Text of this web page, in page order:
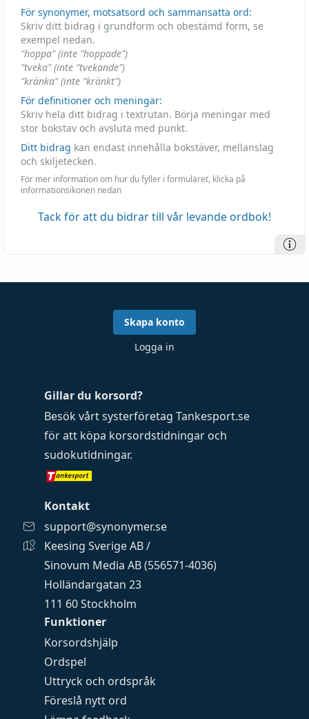
För synonymer, motsatsord och sammansatta ord:
Skriv ditt bidrag i grundform och obestämd form, se
exempel nedan.
"hoppa" (inte "hoppade")
"tveka" (inte "tvekande")
"kränka" (inte "kränkt")
För definitioner och meningar:
Skriv hela ditt bidrag i textrutan. Börja meningar med
stor bokstav och avsluta med punkt.
Ditt bidrag kan endast innehålla bokstäver, mellanslag
och skiljetecken.
För mer information om hur du fyller i formuläret, klicka på
informationsikonen nedan
Tack för att du bidrar till vår levande ordbok!
Funktioner
Korsordshjälp
Ordspel
Uttryck och ordspråk
Föreslå nytt ord
Gillar du korsord?
Besök vårt systerföretag Tankesport.se
för att köpa korsordstidningar och
sudokutidningar.
Kontakt
support@synonymer.se
Keesing Sverige AB /
Sinovum Media AB (556571-4036)
Holländargatan 23
111 60 Stockholm
Skapa konto
Logga in